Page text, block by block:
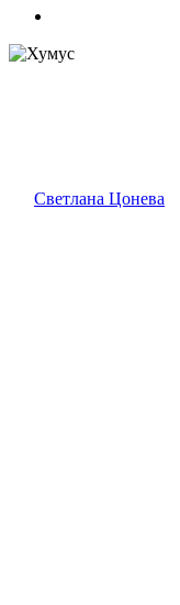
Светлана Цонева